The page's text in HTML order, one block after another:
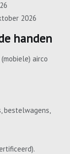
2026
handen
airco
bestelwagens,